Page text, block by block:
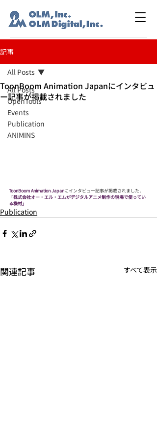
記事
All Posts
OpenTools
Events
Publication
ANIMINS
All Posts
ToonBoom Animation Japanにインタビュ
ー記事が掲載されました
ToonBoom Animation Japanにインタビュー記事が掲載されました．
「株式会社オー・エル・エムがデジタルアニメ制作の現場で使ってい
る機材」
Publication
関連記事 すべて表示